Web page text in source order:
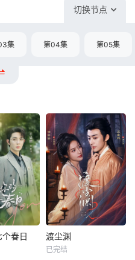
切换节点
集 第04集 第05集
春日 渡尘渊
已完结